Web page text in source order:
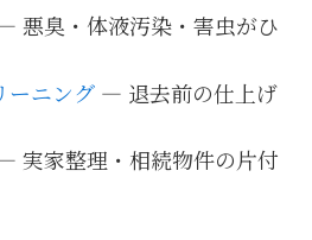
悪臭・体液汚染・害虫がひ
ーニング― 退去前の仕上げ
実家整理・相続物件の片付